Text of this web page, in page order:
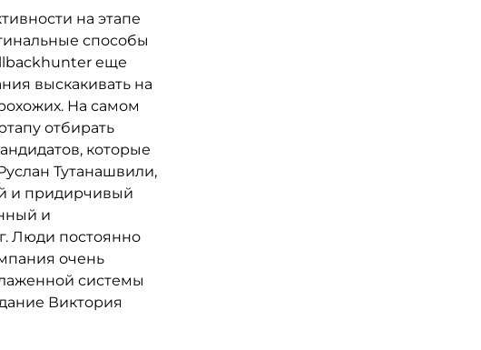
на этапе
способы
еще
выскакивать на
На самом
отбирать
которые
Тутанашвили,
и придирчивый
и
Люди постоянно
очень
системы
Виктория